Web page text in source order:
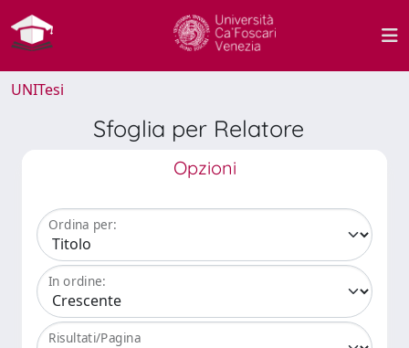
UNITesi
Sfoglia per Relatore
Opzioni
Ordina per:
In ordine:
Risultati/Pagina